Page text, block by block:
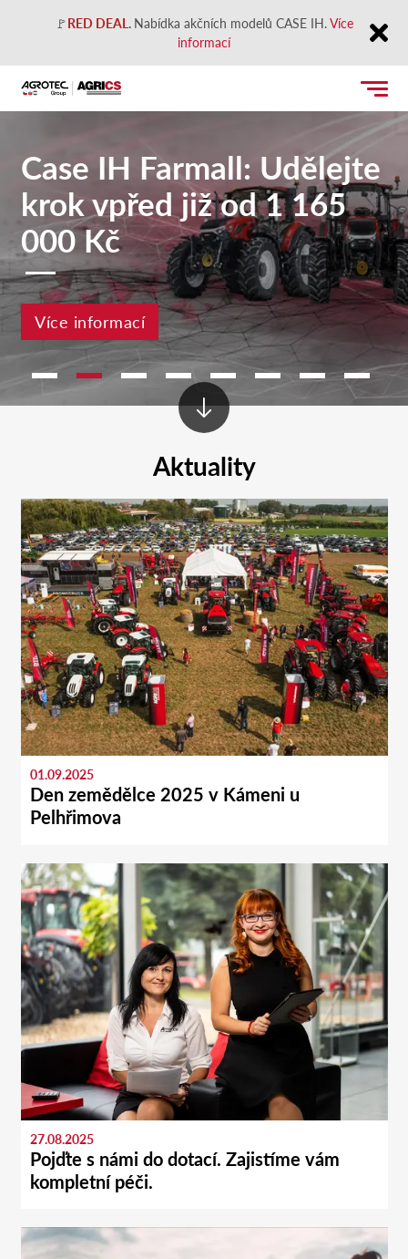
🚩RED DEAL. Nabídka akčních modelů CASE IH.Více
informací
Close
Case IH Farmall: Udělejte
krok vpřed již od 1 165
000 Kč
Více informací
Aktuality
01.09.2025
Den zemědělce 2025 v Kámeni u
Pelhřimova
27.08.2025
Pojďte s námi do dotací. Zajistíme vám
kompletní péči.